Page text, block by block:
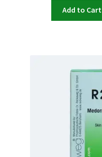
Add to Cart